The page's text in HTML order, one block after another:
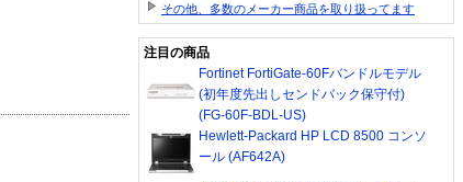
その他、多数のメーカー商品を取り扱ってます
注目の商品
Fortinet FortiGate-60Fバンドルモデル
(初年度先出しセンドバック保守付)
(FG-60F-BDL-US)
Hewlett-Packard HP LCD 8500 コンソ
ール (AF642A)